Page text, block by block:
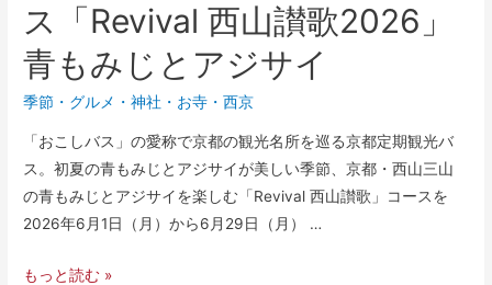
ス「Revival 西山讃歌2026」
青もみじとアジサイ
季節 ・ グルメ ・神社・お寺 ・西京
「おこしバス」の愛称で京都の観光名所を巡る京都定期観光バ
ス。初夏の青もみじとアジサイが美しい季節、京都・西山三山
の青もみじとアジサイを楽しむ「Revival 西山讃歌」コースを
2026年6月1日（月）から6月29日（月） …
もっと読む »